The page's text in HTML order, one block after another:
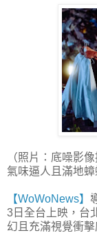
（照片：底噪影
氣味逼人且滿地蟑
【WoWoNews】
3日全台上映，台
幻且充滿視覺衝